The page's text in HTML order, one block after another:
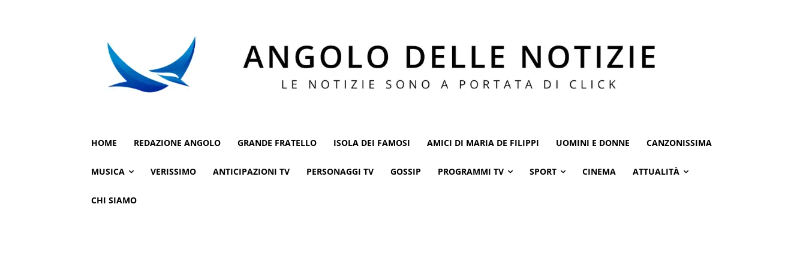
HOME REDAZIONE ANGOLO GRANDE FRATELLO ISOLA DEI FAMOSI AMICI DI MARIA DE FILIPPI UOMINI E DONNE CANZONISSIMA
MUSICA VERISSIMO ANTICIPAZIONI TV PERSONAGGI TV GOSSIP PROGRAMMI TV SPORT CINEMA ATTUALITÀ
CHI SIAMO